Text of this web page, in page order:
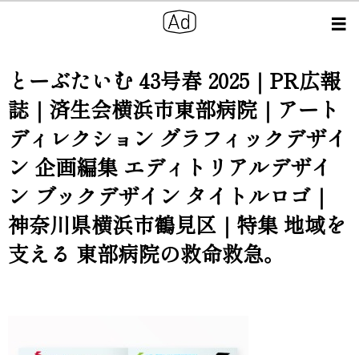
とーぶたいむ 43号春 2025｜PR広報
誌｜済生会横浜市東部病院｜アート
ディレクション グラフィックデザイ
ン 企画編集 エディトリアルデザイ
ン ブックデザイン タイトルロゴ｜
神奈川県横浜市鶴見区｜特集 地域を
支える 東部病院の救命救急。